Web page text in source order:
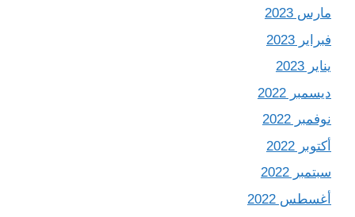
مارس 2023
فبراير 2023
يناير 2023
ديسمبر 2022
نوفمبر 2022
أكتوبر 2022
سبتمبر 2022
أغسطس 2022